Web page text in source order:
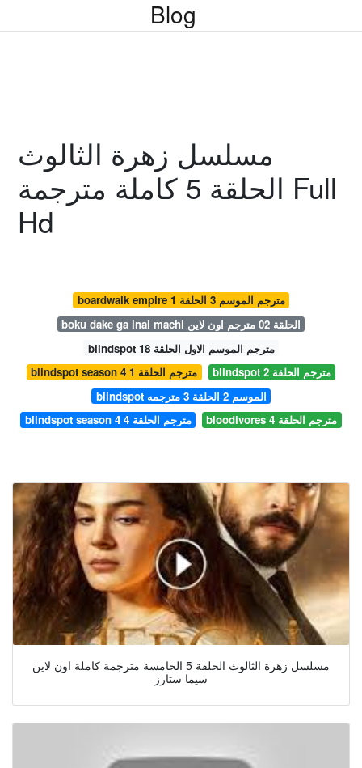
Blog
مسلسل زهرة الثالوث
الحلقة 5 كاملة مترجمة Full
Hd
boardwalk empire مترجم الموسم 3 الحلقة 1
boku dake ga inai machi الحلقة 02 مترجم اون لاين
blindspot مترجم الموسم الاول الحلقة 18
blindspot season 4 مترجم الحلقة 1
blindspot مترجم الحلقة 2
blindspot الموسم 2 الحلقة 3 مترجمه
blindspot season 4 مترجم الحلقة 4
bloodivores مترجم الحلقة 4
مسلسل زهرة الثالوث الحلقة 5 الخامسة مترجمة كاملة اون لاين
سيما ستارز